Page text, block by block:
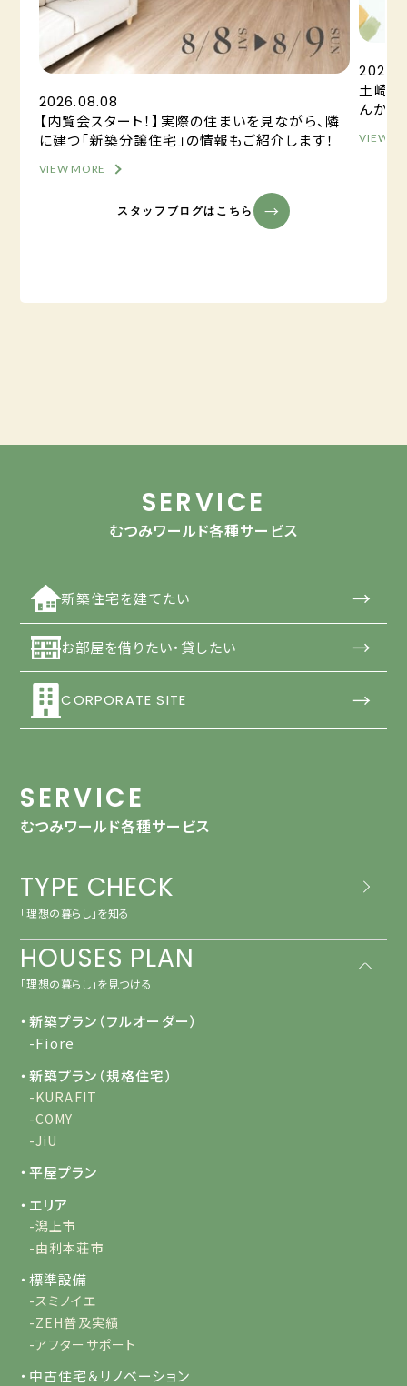
2026.08.08
【内覧会スタート！】実際の住まいを見ながら、隣
に建つ「新築分譲住宅」の情報もご紹介します！
VIEW MORE
土崎港
んか？
VIEW
スタッフブログはこちら
SERVICE
むつみワールド各種サービス
新築住宅を建てたい →
お部屋を借りたい・貸したい →
CORPORATE SITE →
SERVICE
むつみワールド各種サービス
TYPE CHECK
「理想の暮らし」を知る
HOUSES PLAN
「理想の暮らし」を見つける
・新築プラン（フルオーダー）
-Fiore
・新築プラン（規格住宅）
-KURAFIT
-COMY
-JiU
・平屋プラン
・エリア
-潟上市
-由利本荘市
・標準設備
-スミノイエ
-ZEH普及実績
-アフターサポート
・中古住宅＆リノベーション